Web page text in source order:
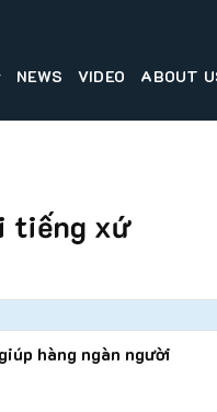
NEWS VIDEO ABOUT
tiếng xứ
hàng ngàn người